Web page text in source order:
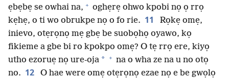
ẹbẹbẹ se owhai na, + oghẹrẹ ohwo kpobi nọ ọ rrọ
kẹhẹ, o ti wo obrukpe nọ o fo rie. 11
Rọkẹ omẹ,
inievo, otẹrọnọ mẹ gbẹ be suobọhọ oyawo, kọ
fikieme a gbe bi ro kpokpo omẹ? O tẹ rrọ ere, kiyọ
utho ezoruẹ nọ ure-oja * + na o wha ze na u no otọ
no. 12
O hae were omẹ otẹrọnọ ezae nọ e be gwọlọ